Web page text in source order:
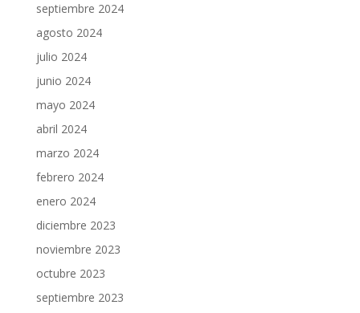
septiembre 2024
agosto 2024
julio 2024
junio 2024
mayo 2024
abril 2024
marzo 2024
febrero 2024
enero 2024
diciembre 2023
noviembre 2023
octubre 2023
septiembre 2023